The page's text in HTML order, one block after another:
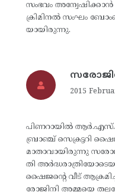
സംഭവം
ക്രിമിനല്‍ സംഘം
യായിരുന്നു.
2015
പിണറായില്‍
ബ്രാഞ്ച് സെക്രട്ടറി
മാതാവായിരുന്നു
തി
ഷൈജന്റെ വീട്
രോജിനി അമ്മയെ